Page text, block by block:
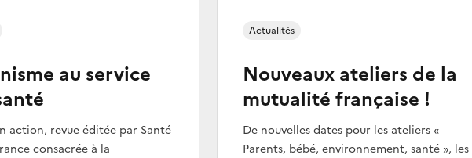
au service
action, revue éditée par Santé
consacrée à la
Nouveaux ateliers de la
mutualité française !
De nouvelles dates pour les ateliers «
Parents, bébé, environnement, santé », les
Actualités